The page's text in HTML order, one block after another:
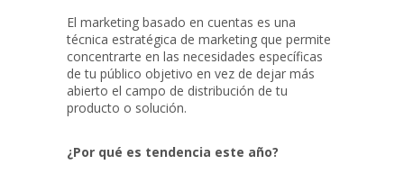
El marketing basado en cuentas es una
técnica estratégica de marketing que permite
concentrarte en las necesidades específicas
de tu público objetivo en vez de dejar más
abierto el campo de distribución de tu
producto o solución.
¿Por qué es tendencia este año?